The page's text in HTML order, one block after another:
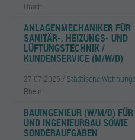
Urach
ANLAGENMECHANIKER FÜR
SANITÄR-, HEIZUNGS- UND
LÜFTUNGSTECHNIK /
KUNDENSERVICE (M/W/D)
27.07.2026 / Städtische
Rhein
BAUINGENIEUR (W/M/D)
UND INGENIEURBAU SOWIE
SONDERAUFGABEN